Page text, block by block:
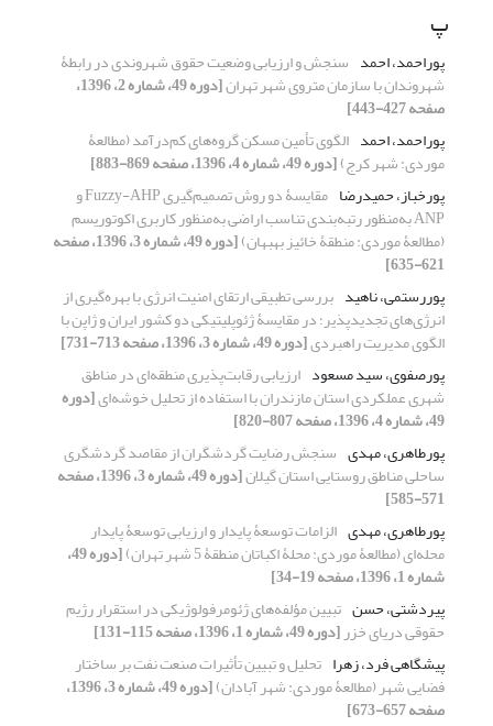
پ
پوراحمد، احمد سنجش و ارزیابی وضعیت حقوق شهروندی در رابطۀ
شهروندان با سازمان متروی شهر تهران [دوره 49، شماره 2، 1396،
صفحه 427-443]
پوراحمد، احمد الگوی تأمین مسکن گروه‌های کم‌درآمد (مطالعۀ
موردی: شهر کرج)[دوره 49، شماره 4، 1396، صفحه 869-883]
پورخباز، حمیدرضا
مقایسۀ دو روش تصمیم‌گیری Fuzzy-AHP و
ANP به‌منظور رتبه‌بندی تناسب اراضی به‌منظور کاربری اکوتوریسم
(مطالعۀ موردی: منطقۀ خائیز بهبهان) [دوره 49، شماره 3، 1396، صفحه
621-635]
پوررستمی، ناهید بررسی تطبیقی ارتقای امنیت انرژی با بهره‌گیری از
انرژی‌های تجدیدپذیر؛ در مقایسۀ ژئوپلیتیکی دو کشور ایران و ژاپن با
الگوی مدیریت راهبردی[دوره 49، شماره 3، 1396، صفحه 713-731]
پورصفوی، سید مسعود ارزیابی رقابت‌پذیری منطقه‌ای در مناطق
شهری عملکردی استان مازندران با استفاده از تحلیل خوشه‌ای[دوره
49، شماره 4، 1396، صفحه 807-820]
پورطاهری، مهدی سنجش رضایت‌ گردشگران از مقاصد گردشگری
ساحلی مناطق روستایی استان گیلان [دوره 49، شماره 3، 1396، صفحه
571-585]
پورطاهری، مهدی الزامات توسعۀ پایدار و ارزیابی توسعۀ پایدار
محله‌ای (مطالعۀ موردی: محلۀ اکباتان منطقۀ 5 شهر تهران) [دوره 49،
شماره 1، 1396، صفحه 19-34]
پیردشتی، حسن تبیین مؤلفه‌های ژئومرفولوژیکی در استقرار رژیم
حقوقی دریای خزر[دوره 49، شماره 1، 1396، صفحه 115-131]
پیشگاهی فرد، زهرا تحلیل و تبیین تأثیرات صنعت نفت بر ساختار
فضایی شهر (مطالعۀ موردی: شهر آبادان) [دوره 49، شماره 3، 1396،
صفحه 657-673]